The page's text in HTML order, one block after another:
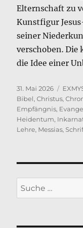
Elternschaft zu
Kunstfigur
seiner
verschoben.
die Idee einer
Veröffentlicht
am
31. Mai 2026
Bibel,Christus,
Empfängnis,
Heidentum,
Lehre, Messias,
Suche
nach: